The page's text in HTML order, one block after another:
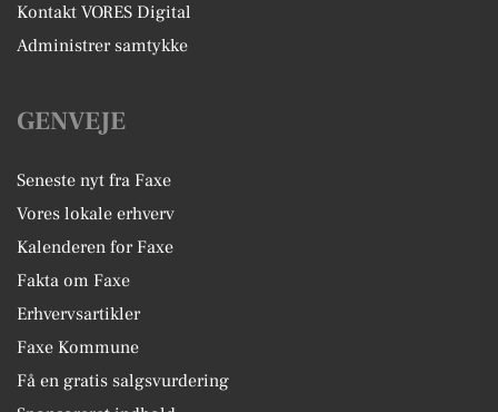
Kontakt VORES Digital
Administrer samtykke
GENVEJE
Seneste nyt fra Faxe
Vores lokale erhverv
Kalenderen for Faxe
Fakta om Faxe
Erhvervsartikler
Faxe Kommune
Få en gratis salgsvurdering